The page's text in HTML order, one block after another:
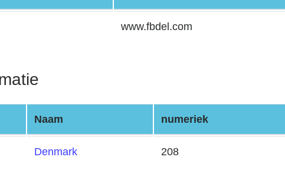
www.fbdel.com
Naam numeriek
Denmark 208